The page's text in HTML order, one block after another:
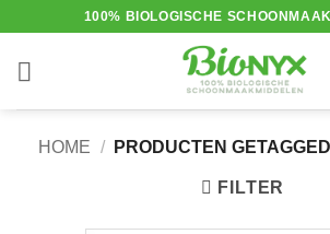
inhoud
100% BIOLOGISCHE
HOME / PRODUCTEN
FILTER